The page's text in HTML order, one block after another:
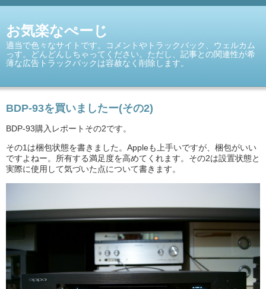
お気楽なぺーじ
適当で色々なサイトです。コメントやトラックバック、ウェルカム
っす。どんどんしちゃってください。ただし、記事との関連性が希
薄な広告トラックバックは容赦なく削除します。
BDP-93を買いましたー(その2)
BDP-93購入レポートその2です。
その1は梱包状態を書きました。Appleも上手いですが、梱包がいい
ですよねー。所有する満足度を高めてくれます。その2は設置状態と
実際に使用して気づいた点について書きます。